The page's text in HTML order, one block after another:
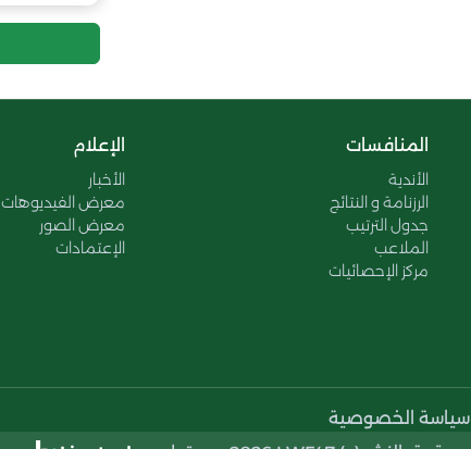
المنافسات
الأندية
الرزنامة و النتائج
جدول الترتيب
الملاعب
مركز الإحصائيات
الإعلام
الأخبار
معرض الفيديوهات
معرض الصور
الإعتمادات
سياسة الخصوصية